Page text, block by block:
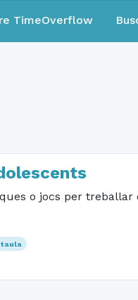
TimeOverflow
o jocs per treballar
taula